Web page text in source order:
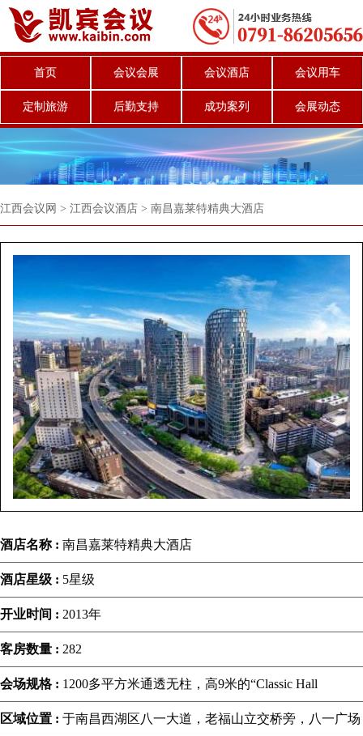
首页 会议会展 会议酒店 会议用车
定制旅游 后勤支持 成功案列 会展动态
江西会议网 > 江西会议酒店 > 南昌嘉莱特精典大酒店
酒店名称 : 南昌嘉莱特精典大酒店
酒店星级 : 5星级
开业时间 : 2013年
客房数量 : 282
会场规格 : 1200多平方米通透无柱，高9米的“Classic Hall
区域位置 : 于南昌西湖区八一大道，老福山立交桥旁，八一广场